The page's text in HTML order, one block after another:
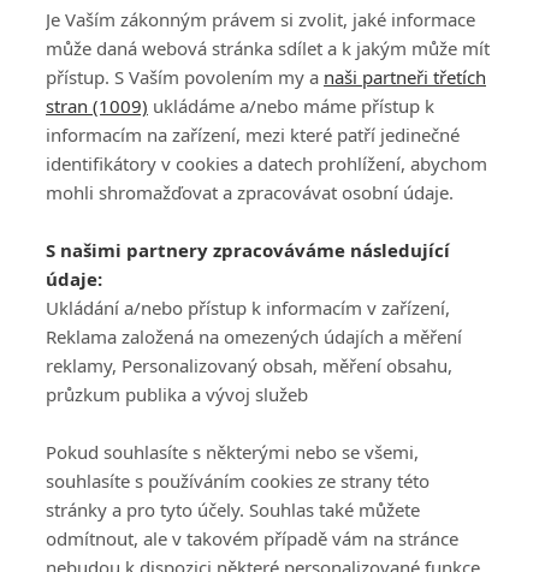
Je Vaším zákonným právem si zvolit, jaké informace
může daná webová stránka sdílet a k jakým může mít
přístup. S Vaším povolením my a naši partneři třetích
stran (1009) ukládáme a/nebo máme přístup k
informacím na zařízení, mezi které patří jedinečné
identifikátory v cookies a datech prohlížení, abychom
mohli shromažďovat a zpracovávat osobní údaje.
S našimi partnery zpracováváme následující
údaje:
Ukládání a/nebo přístup k informacím v zařízení,
Reklama založená na omezených údajích a měření
reklamy, Personalizovaný obsah, měření obsahu,
průzkum publika a vývoj služeb
Pokud souhlasíte s některými nebo se všemi,
souhlasíte s používáním cookies ze strany této
stránky a pro tyto účely. Souhlas také můžete
odmítnout, ale v takovém případě vám na stránce
nebudou k dispozici některé personalizované funkce.
O kolik si zahraje Mrůzek na Kaskádě? Amatéři
Jelínek a Brejník mají "smůlu"
Všeobecné obchodní
podmínky služby
GolfExtra.cz Premium
Podmínky zpracování
osobních údajů při
GolfExtra
Ceník GolfExtra.cz
Premium
Doporučené odkazy
ATV CZ, s.r.o.
140 00 Praha 4